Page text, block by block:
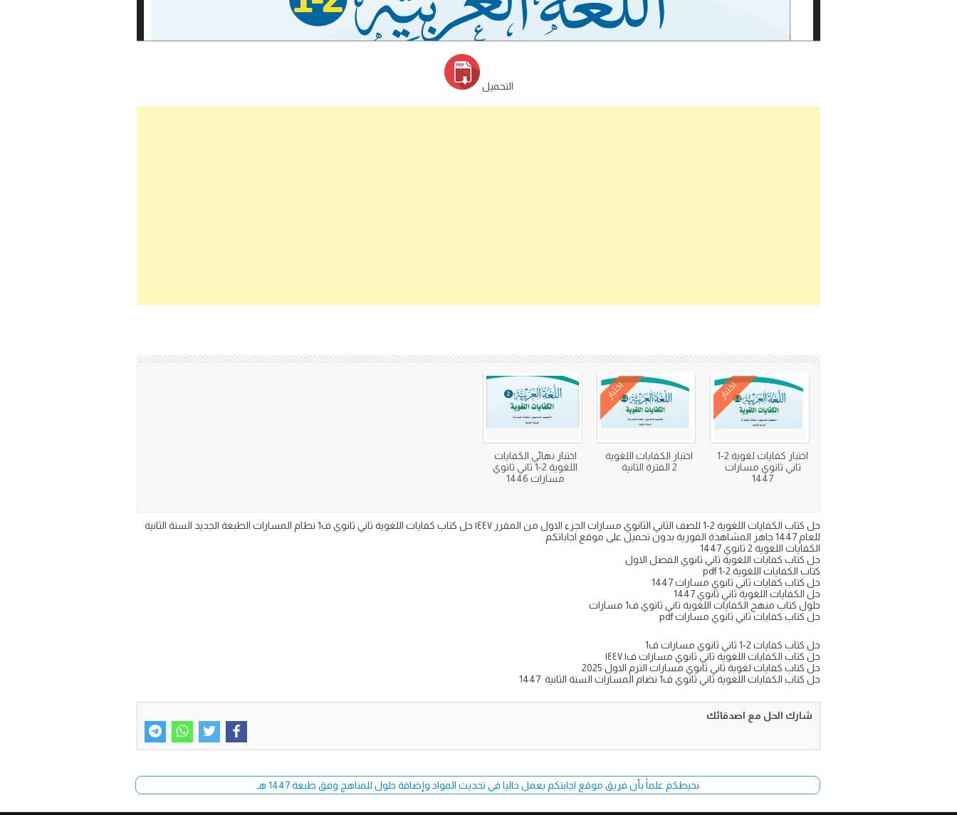
التحميل
اختبار
اختبار كفايات لغوية 2-1
ثاني ثانوي مسارات
1447
اختبار
اختبار الكفايات اللغوية
2 الفترة الثانية
اختبار نهائي الكفايات
اللغوية 2-1 ثاني ثانوي
مسارات 1446
حل كتاب الكفايات اللغوية 2-1 للصف الثاني الثانوي مسارات الجزء الاول من المقرر ١٤٤٧ حل كتاب كفايات اللغوية ثاني ثانوي ف1 نطام المسارات الطبعة الجديد السنة الثانية
للعام 1447 جاهز المشاهدة الفورية بدون تحميل على موقع اجاباتكم
الكفايات اللغوية 2 ثانوي 1447
حل كتاب كفايات اللغوية ثاني ثانوي الفصل الاول
كتاب الكفايات اللغوية 2-1 pdf
حل كتاب كفايات ثاني ثانوي مسارات 1447
حل الكفايات اللغوية ثاني ثانوي 1447
حلول كتاب منهج الكفايات اللغوية ثاني ثانوي ف1 مسارات
حل كتاب كفايات ثاني ثانوي مسارات pdf
حل كتاب كفايات 2-1 ثاني ثانوي مسارات ف1
حل كتاب الكفايات اللغوية ثاني ثانوي مسارات ف١ ١٤٤٧
حل كتاب كفايات لغوية ثاني ثانوي مسارات الترم الاول 2025
حل كتاب الكفايات اللغوية ثاني ثانوي ف1 نضام المسارات السنة الثانية 1447
شارك الحل مع اصدقائك
نحيطكم علماً بأن فريق موقع اجابتكم يعمل حاليا في تحديث المواد وإضافة حلول للمناهج وفق طبعة 1447 هـ